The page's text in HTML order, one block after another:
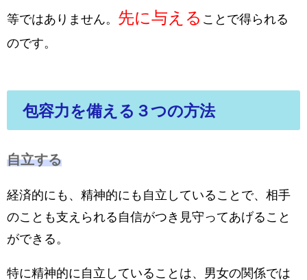
等ではありません。 先に与える ことで得られる
のです。
包容力を備える３つの方法
自立する
経済的にも、精神的にも自立していることで、相手
のことも支えられる自信がつき見守ってあげること
ができる。
特に精神的に自立していることは、男女の関係では